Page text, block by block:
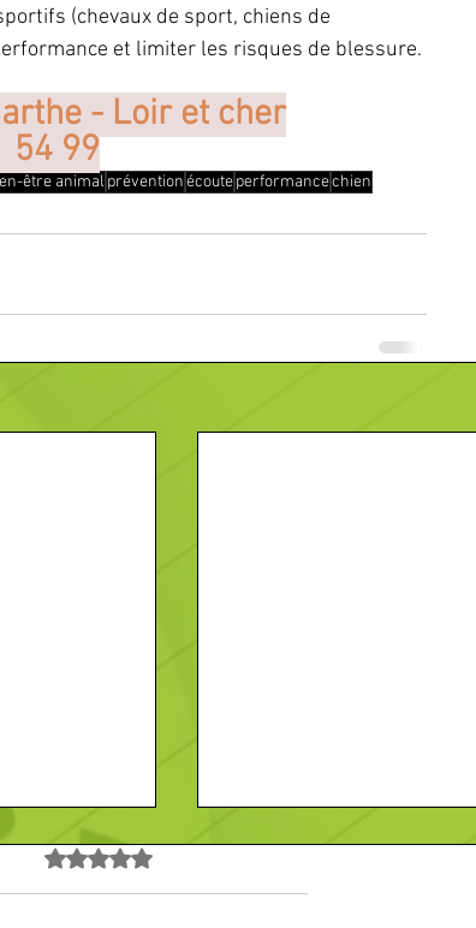
(chevaux de sport, chiens de
et limiter les risques de blessure.
- Loir et cher
54 99
être animal préventionécouteperformancechien
Noté 0 étoile sur 5.